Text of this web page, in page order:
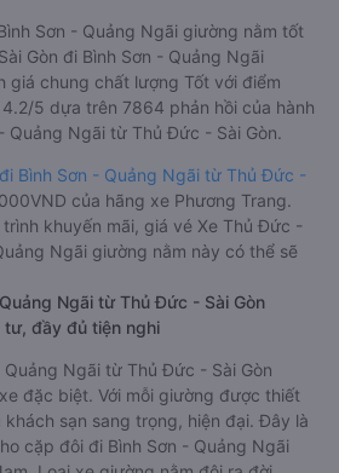
Sơn - Quảng Ngãi giường nằm tốt
Gòn đi Bình Sơn - Quảng Ngãi
giá chung chất lượng Tốt với điểm
5 dựa trên 7864 phản hồi của hành
Quảng Ngãi từ Thủ Đức - Sài Gòn.
Bình Sơn - Quảng Ngãi từ Thủ Đức -
của hãng xe Phương Trang.
khuyến mãi, giá vé Xe Thủ Đức -
Ngãi giường nằm này có thể sẽ
Ngãi từ Thủ Đức - Sài Gòn
tư, đầy đủ tiện nghi
Quảng Ngãi từ Thủ Đức - Sài Gòn
đặc biệt. Với mỗi giường được thiết
sạn sang trọng, hiện đại. Đây là
cặp đôi đi Bình Sơn - Quảng Ngãi